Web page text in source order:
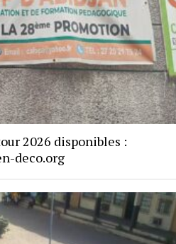
2026 disponibles :
deco.org